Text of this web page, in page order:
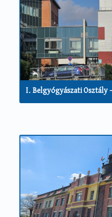
I. Belgyógyászati Osztály